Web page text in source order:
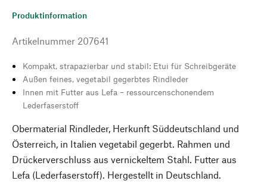
Produktinformation
Artikelnummer 207641
Kompakt, strapazierbar und stabil: Etui für Schreibgeräte
Außen feines, vegetabil gegerbtes Rindleder
Innen mit Futter aus Lefa – ressourcenschonendem
Lederfaserstoff
Obermaterial Rindleder, Herkunft Süddeutschland und
Österreich, in Italien vegetabil gegerbt. Rahmen und
Drückerverschluss aus vernickeltem Stahl. Futter aus
Lefa (Lederfaserstoff). Hergestellt in Deutschland.